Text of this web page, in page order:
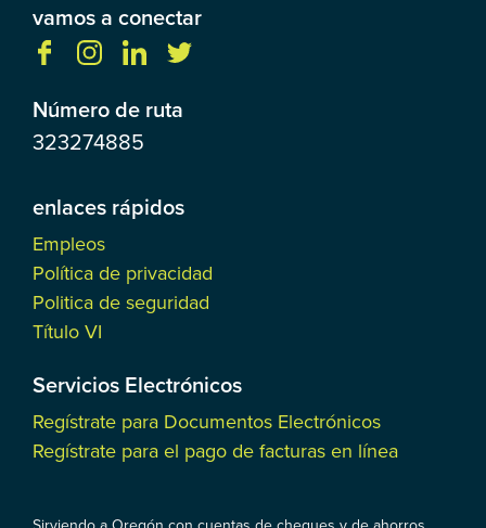
vamos a conectar
Número de ruta
323274885
enlaces rápidos
Empleos
Política de privacidad
Politica de seguridad
Título VI
Servicios Electrónicos
Regístrate para Documentos Electrónicos
Regístrate para el pago de facturas en línea